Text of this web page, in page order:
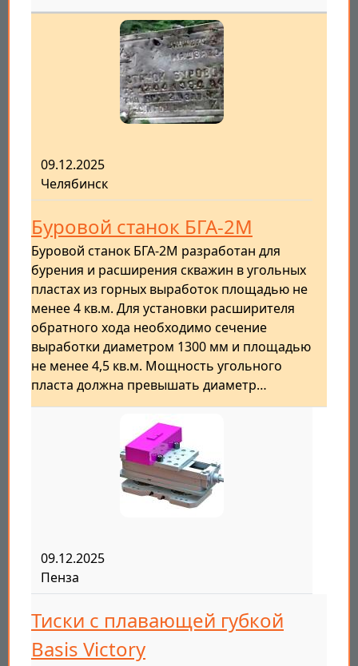
09.12.2025
Челябинск
Буровой станок БГА-2М
Буровой станок БГА-2М разработан для
бурения и расширения скважин в угольных
пластах из горных выработок площадью не
менее 4 кв.м. Для установки расширителя
обратного хода необходимо сечение
выработки диаметром 1300 мм и площадью
не менее 4,5 кв.м. Мощность угольного
пласта должна превышать диаметр…
09.12.2025
Пенза
Тиски с плавающей губкой
Basis Victory